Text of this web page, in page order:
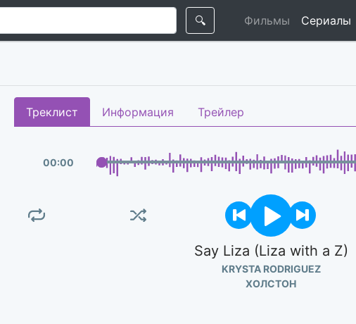
🔍 Фильмы Сериалы
Треклист Информация Трейлер
00:00
Say Liza (Liza with a Z)
KRYSTA RODRIGUEZ
ХОЛСТОН